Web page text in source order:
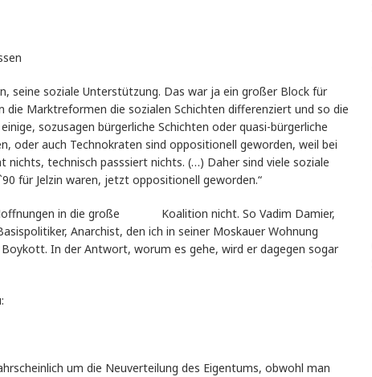
seine soziale Unterstützung. Das war ja ein großer Block für
die Marktreformen die sozialen Schichten differenziert und so die
sozusagen bürgerliche Schichten oder quasi-bürgerliche
oder auch Technokraten sind oppositionell geworden, weil bei
nichts, technisch passsiert nichts. (…) Daher sind viele soziale
für Jelzin waren, jetzt oppositionell geworden.“
Hoffnungen in die große Koalition nicht. So Vadim Damier,
Anarchist, den ich in seiner Moskauer Wohnung
In der Antwort, worum es gehe, wird er dagegen sogar
um die Neuverteilung des Eigentums, obwohl man